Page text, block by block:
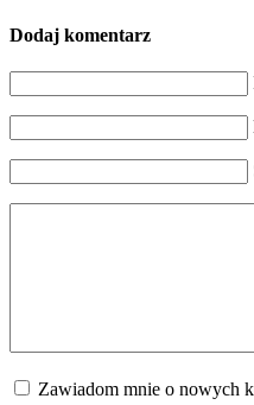
Dodaj komentarz
Zawiadom mnie o nowych